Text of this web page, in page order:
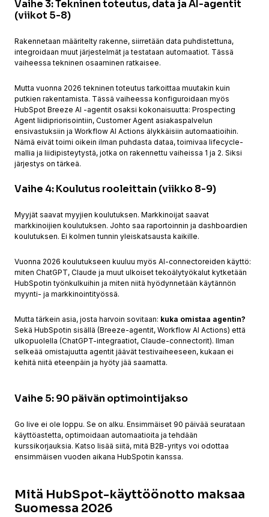
Vaihe 3: Tekninen toteutus, data ja AI-agentit
(viikot 5-8)
Rakennetaan määritelty rakenne, siirretään data puhdistettuna,
integroidaan muut järjestelmät ja testataan automaatiot. Tässä
vaiheessa tekninen osaaminen ratkaisee.
Mutta vuonna 2026 tekninen toteutus tarkoittaa muutakin kuin
putkien rakentamista. Tässä vaiheessa konfiguroidaan myös
HubSpot Breeze AI -agentit osaksi kokonaisuutta: Prospecting
Agent liidipriorisointiin, Customer Agent asiakaspalvelun
ensivastuksiin ja Workflow AI Actions älykkäisiin automaatioihin.
Nämä eivät toimi oikein ilman puhdasta dataa, toimivaa lifecycle-
mallia ja liidipisteytystä, jotka on rakennettu vaiheissa 1 ja 2. Siksi
järjestys on tärkeä.
Vaihe 4: Koulutus rooleittain (viikko 8-9)
Myyjät saavat myyjien koulutuksen. Markkinoijat saavat
markkinoijien koulutuksen. Johto saa raportoinnin ja dashboardien
koulutuksen. Ei kolmen tunnin yleiskatsausta kaikille.
Vuonna 2026 koulutukseen kuuluu myös AI-connectoreiden käyttö:
miten ChatGPT, Claude ja muut ulkoiset tekoälytyökalut kytketään
HubSpotin työnkulkuihin ja miten niitä hyödynnetään käytännön
myynti- ja markkinointityössä.
Mutta tärkein asia, josta harvoin sovitaan: kuka omistaa agentin?
Sekä HubSpotin sisällä (Breeze-agentit, Workflow AI Actions) että
ulkopuolella (ChatGPT-integraatiot, Claude-connectorit). Ilman
selkeää omistajuutta agentit jäävät testivaiheeseen, kukaan ei
kehitä niitä eteenpäin ja hyöty jää saamatta.
Vaihe 5: 90 päivän optimointijakso
Go live ei ole loppu. Se on alku. Ensimmäiset 90 päivää seurataan
käyttöastetta, optimoidaan automaatioita ja tehdään
kurssikorjauksia. Katso lisää siitä, mitä B2B-yritys voi odottaa
ensimmäisen vuoden aikana HubSpotin kanssa.
Mitä HubSpot-käyttöönotto maksaa
Suomessa 2026